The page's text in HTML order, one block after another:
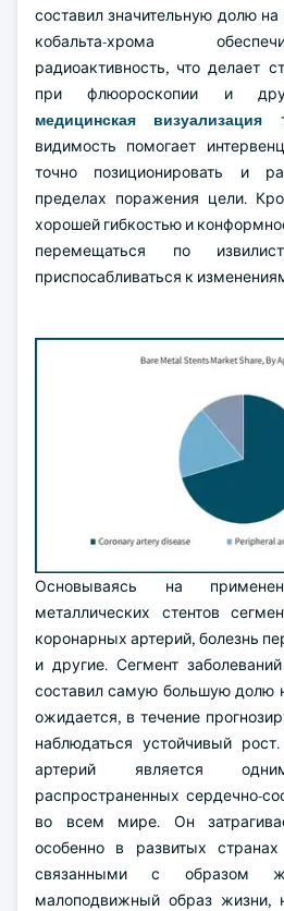
составил значительную долю
кобальта-хрома
радиоактивность, что делает
при флюороскопии и
медицинская визуализация
видимость помогает
точно позиционировать и
пределах поражения цели.
хорошей гибкостью и
перемещаться по
приспосабливаться к
Основываясь на
металлических стентов
коронарных артерий, болезнь
и другие. Сегмент
составил самую большую долю
ожидается, в течение
наблюдаться устойчивый
артерий является
распространенных сердечно-
во всем мире. Он
особенно в развитых
связанными с образом
малоподвижный образ жизни,